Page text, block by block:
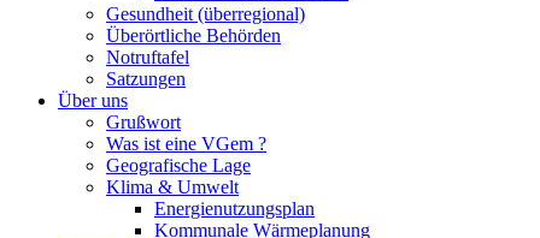
Gesundheit (überregional)
Überörtliche Behörden
Notruftafel
Satzungen
Über uns
Grußwort
Was ist eine VGem ?
Geografische Lage
Klima & Umwelt
Energienutzungsplan
Kommunale Wärmeplanung